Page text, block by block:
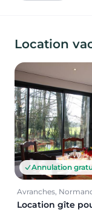
Location
Annulation
Avranches,
Location gîte